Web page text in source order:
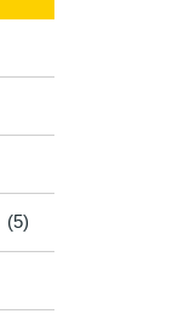
(5)